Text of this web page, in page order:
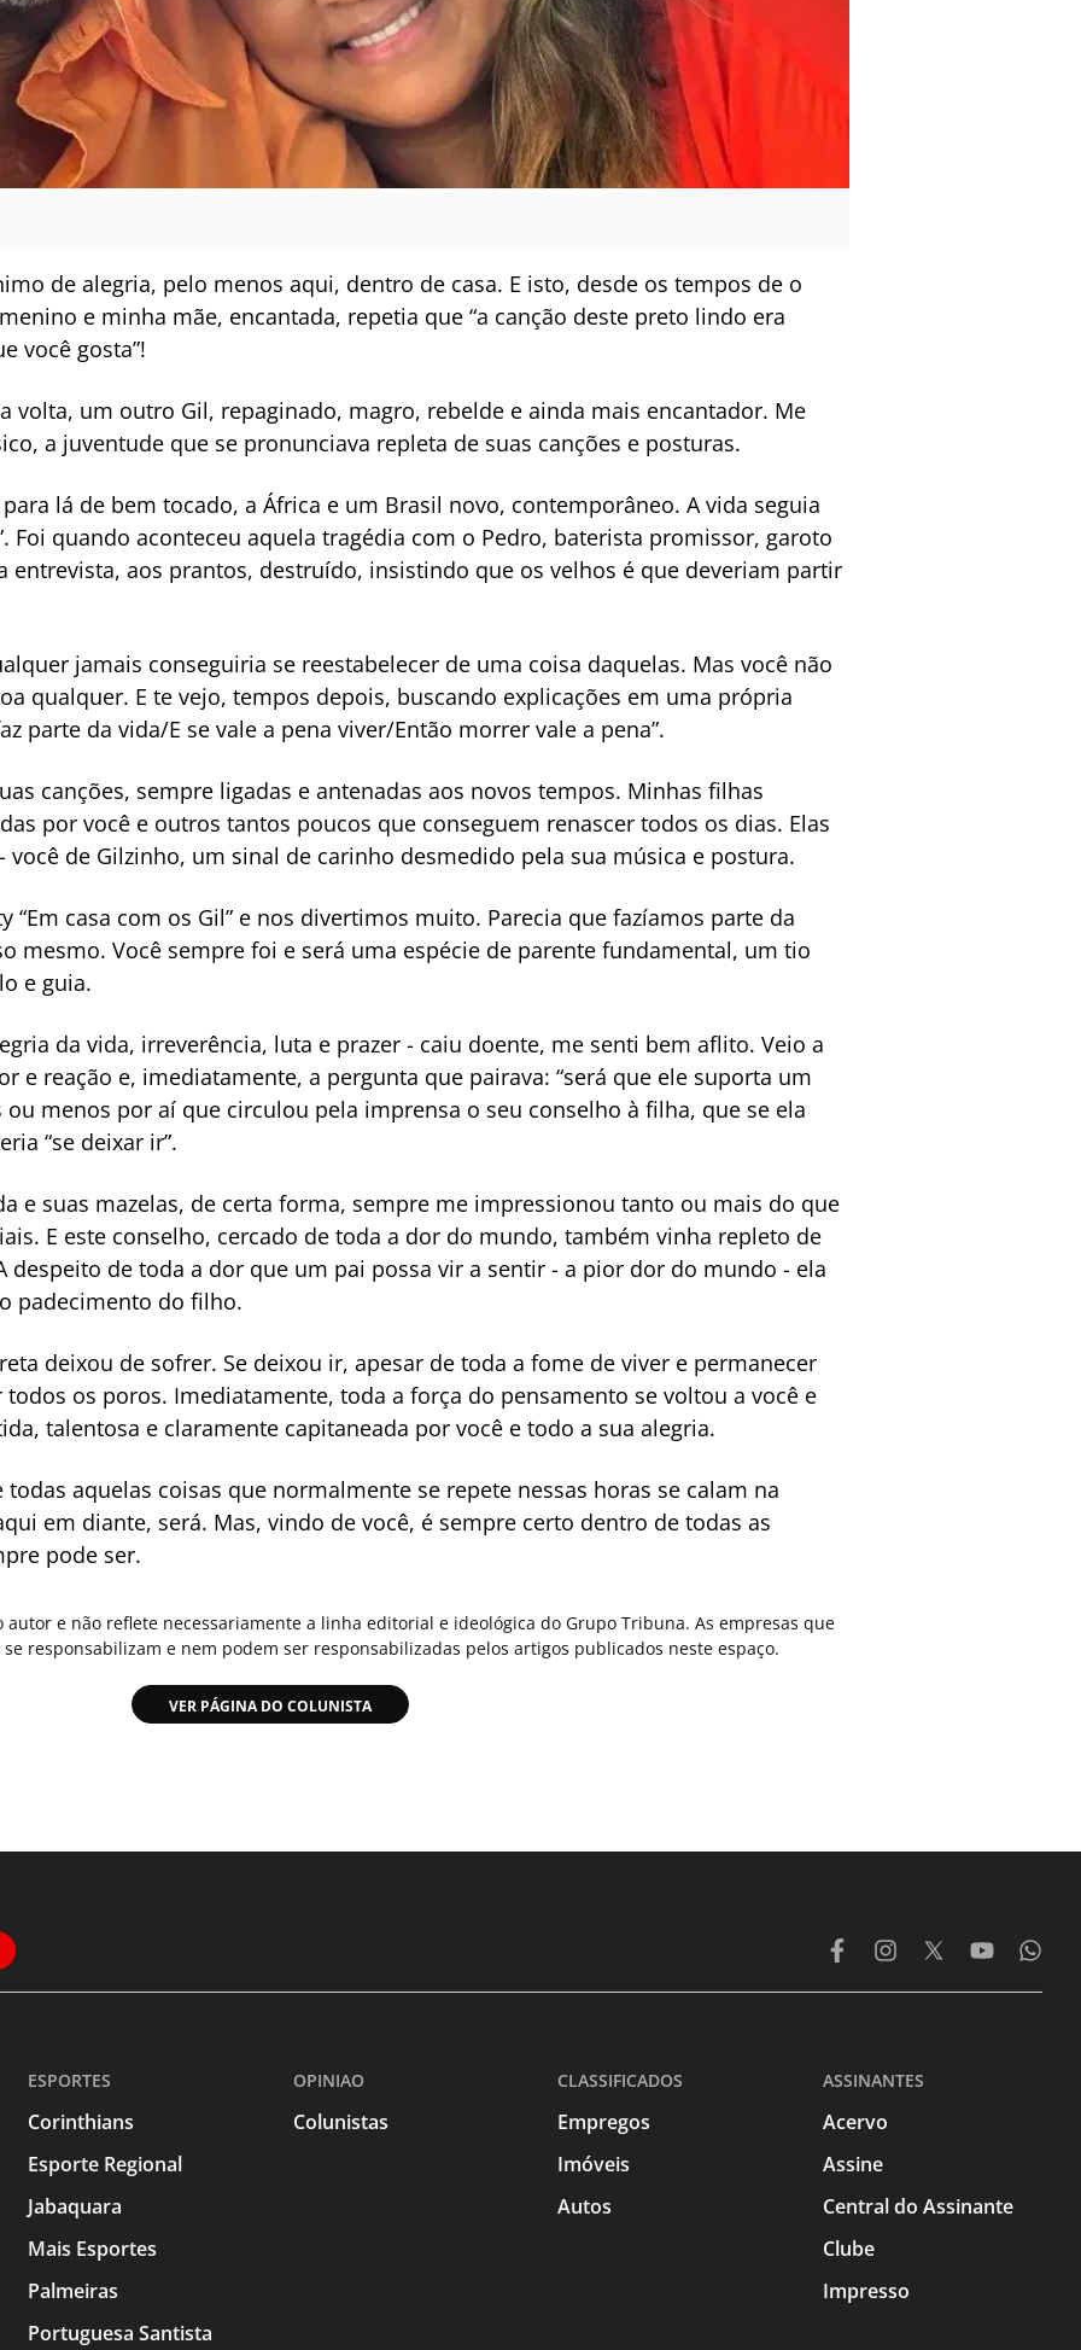
de alegria, pelo menos aqui, dentro de casa. E isto, desde os tempos de o
e minha mãe, encantada, repetia que “a canção deste preto lindo era
você gosta”!
volta, um outro Gil, repaginado, magro, rebelde e ainda mais encantador. Me
a juventude que se pronunciava repleta de suas canções e posturas.
lá de bem tocado, a África e um Brasil novo, contemporâneo. A vida seguia
Foi quando aconteceu aquela tragédia com o Pedro, baterista promissor, garoto
entrevista, aos prantos, destruído, insistindo que os velhos é que deveriam partir
jamais conseguiria se reestabelecer de uma coisa daquelas. Mas você não
qualquer. E te vejo, tempos depois, buscando explicações em uma própria
parte da vida/E se vale a pena viver/Então morrer vale a pena”.
canções, sempre ligadas e antenadas aos novos tempos. Minhas filhas
por você e outros tantos poucos que conseguem renascer todos os dias. Elas
você de Gilzinho, um sinal de carinho desmedido pela sua música e postura.
“Em casa com os Gil” e nos divertimos muito. Parecia que fazíamos parte da
mesmo. Você sempre foi e será uma espécie de parente fundamental, um tio
e guia.
da vida, irreverência, luta e prazer - caiu doente, me senti bem aflito. Veio a
e reação e, imediatamente, a pergunta que pairava: “será que ele suporta um
ou menos por aí que circulou pela imprensa o seu conselho à filha, que se ela
“se deixar ir”.
e suas mazelas, de certa forma, sempre me impressionou tanto ou mais do que
E este conselho, cercado de toda a dor do mundo, também vinha repleto de
despeito de toda a dor que um pai possa vir a sentir - a pior dor do mundo - ela
padecimento do filho.
deixou de sofrer. Se deixou ir, apesar de toda a fome de viver e permanecer
os poros. Imediatamente, toda a força do pensamento se voltou a você e
talentosa e claramente capitaneada por você e todo a sua alegria.
aquelas coisas que normalmente se repete nessas horas se calam na
em diante, será. Mas, vindo de você, é sempre certo dentro de todas as
pode ser.
e não reflete necessariamente a linha editorial e ideológica do Grupo Tribuna. As empresas que
responsabilizam e nem podem ser responsabilizadas pelos artigos publicados neste espaço.
VER PÁGINA DO COLUNISTA
ESPORTES
Corinthians
Esporte Regional
Jabaquara
Mais Esportes
Palmeiras
Portuguesa Santista
OPINIAO
Colunistas
CLASSIFICADOS
Empregos
Imóveis
Autos
ASSINANTES
Acervo
Assine
Central do Assinante
Clube
Impresso